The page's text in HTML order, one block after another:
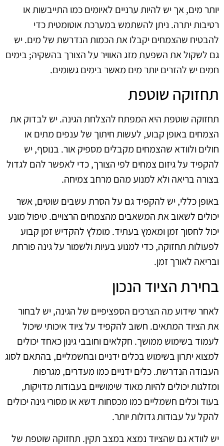
יותר מים, אך יש להיות ערניים לאיומים כמו התייבשות או
רטיבות יתרה. ניתן להשתמש במערכת אוטומטית כדי
להבטיח שהצמחים יקבלו את הכמות הנדרשת של מים. יש
גם לשקול את השפעת מזג האוויר על הצורך בהשקיה; בימים
חמים יש להזרים יותר מים מאשר בימים גשומים.
תחזוקה שוטפת
תחזוקה שוטפת היא המפתח להצלחת הגינה. יש לבדוק את
הצמחים באופן קבוע, לעשות חיתוך של ענפים מתים או
חולים ולוודא שהצמחים מקבלים מספיק אור. בנוסף, יש
להקפיד על גיזום צמחים לפי הצורך, כדי לאפשר להם לגדול
בצורה בריאה ולא למנוע מהם מרחב צמיחה.
באופן כללי, יש להקפיד גם על הסרת עשבים שוטים, אשר
יכולים לשאוב את המשאבים מהצמחים הרצויים. טיפול מונע
יכול לחסוך זמן ומאמץ בעתיד. מומלץ להקדיש זמן קבוע
לפעולות תחזוקה, כדי למנוע בעיות ולשמור על גינה פורחת
ובריאה לאורך זמן.
בחירת הציוד הנכון
לאחר שידוע מה הצרכים הספציפיים של הגינה, יש לבחור
את הציוד המתאים. חשוב להקפיד על ציוד איכותי שיכול
לעמוד בשימוש ממושך. חקלאים וחובבי גינון כאחד יכולים
למצוא יתרון בשימוש בכלים ידניים ובחשמליים, בהתאם לסוג
העבודה הנדרשת. כלים ידניים כמו מעדרים, מגרפות
ומזלגות יכולים להיות מאוד שימושיים בעבודות מדויקות,
בעוד וכלים חשמליים כמו מכסחות דשא או מסורי גינה יכולים
להקל על עבודות גדולות יותר.
יש לוודא גם שהציוד נמצא במצב תקין. תחזוקה שוטפת של